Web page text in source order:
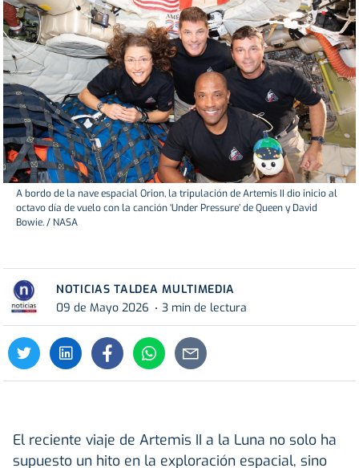
A bordo de la nave espacial Orion, la tripulación de Artemis II dio inicio al
octavo día de vuelo con la canción ‘Under Pressure’ de Queen y David
Bowie. / NASA
NOTICIAS TALDEA MULTIMEDIA
09 de Mayo 2026
3 min de lectura
El reciente viaje de Artemis II a la Luna no solo ha
supuesto un hito en la exploración espacial, sino